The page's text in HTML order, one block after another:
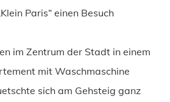
Paris“ einen Besuch
im Zentrum der Stadt in einem
mit Waschmaschine
sich am Gehsteig ganz